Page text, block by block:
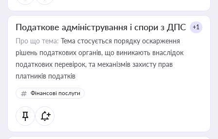
Податкове адміністрування і спори з ДПС +1
Про що тема: Тема стосується порядку оскарження
рішень податкових органів, що виникають внаслідок
податкових перевірок, та механізмів захисту прав
платників податків
Фінансові послуги